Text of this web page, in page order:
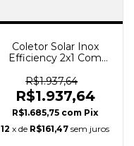
Coletor Solar Inox
Efficiency 2x1 Com
TERMOMAX
R$1.937,64
R$1.937,64
R$1.685,75 com Pix
12 x de R$161,47 sem juros